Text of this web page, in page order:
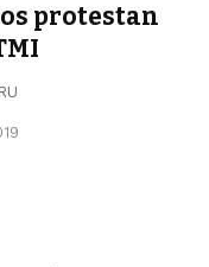
protestan